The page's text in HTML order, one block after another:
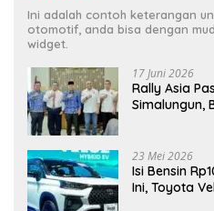
Ini adalah contoh keterangan
otomotif, anda bisa dengan
widget.
17 Juni 2026
Rally Asia
Simalungun,
23 Mei 2026
Isi Bensin
Ini, Toyota